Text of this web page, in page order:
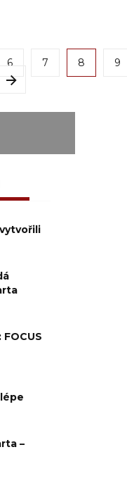
6 7 8
9
FOCUS
–